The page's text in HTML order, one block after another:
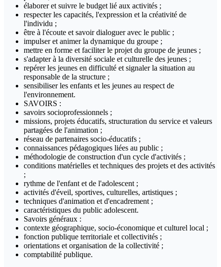
élaborer et suivre le budget lié aux activités ;
respecter les capacités, l'expression et la créativité de
l'individu ;
être à l'écoute et savoir dialoguer avec le public ;
impulser et animer la dynamique du groupe ;
mettre en forme et faciliter le projet du groupe de jeunes ;
s'adapter à la diversité sociale et culturelle des jeunes ;
repérer les jeunes en difficulté et signaler la situation au
responsable de la structure ;
sensibiliser les enfants et les jeunes au respect de
l'environnement.
SAVOIRS :
savoirs socioprofessionnels ;
missions, projets éducatifs, structuration du service et valeurs
partagées de l'animation ;
réseau de partenaires socio-éducatifs ;
connaissances pédagogiques liées au public ;
méthodologie de construction d'un cycle d'activités ;
conditions matérielles et techniques des projets et des activités
;
rythme de l'enfant et de l'adolescent ;
activités d'éveil, sportives, culturelles, artistiques ;
techniques d'animation et d'encadrement ;
caractéristiques du public adolescent.
Savoirs généraux :
contexte géographique, socio-économique et culturel local ;
fonction publique territoriale et collectivités ;
orientations et organisation de la collectivité ;
comptabilité publique.